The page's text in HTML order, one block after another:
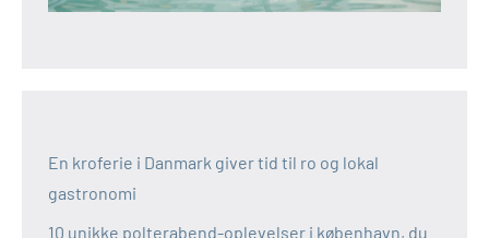
En kroferie i Danmark giver tid til ro og lokal
gastronomi
10 unikke polterabend-oplevelser i københavn, du